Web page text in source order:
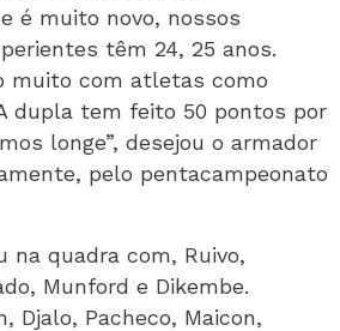
é muito novo, nossos
têm 24, 25 anos.
muito com atletas como
dupla tem feito 50 pontos por
longe”, desejou o armador
pelo pentacampeonato
na quadra com, Ruivo,
Munford e Dikembe.
Djalo, Pacheco, Maicon,